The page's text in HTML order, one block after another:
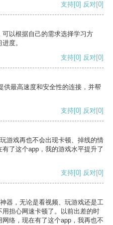
支持[0] 反对[0]
以根据自己的需求选择学习方
度。
支持[0] 反对[0]
供最高速度和安全性的连接，并帮
支持[0] 反对[0]
游戏再也不会出现卡顿、掉线的情
了这个app，我的游戏水平提升了
支持[0] 反对[0]
器，无论是看视频、玩游戏还是工
担心网速卡顿了。以前出差的时
络，现在有了这个app，我再也不